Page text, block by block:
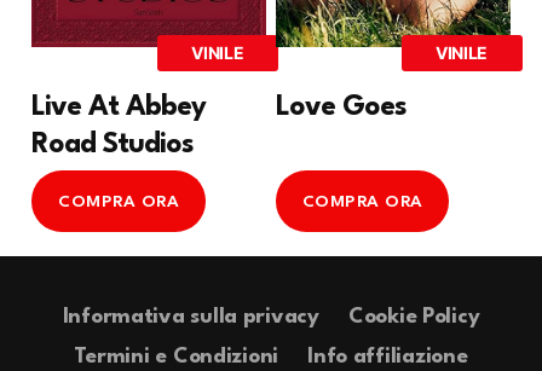
VINILE
Live At Abbey
Road Studios
COMPRA ORA
VINILE
Love Goes
COMPRA ORA
Informativa sulla privacy
Cookie Policy
Termini e Condizioni
Info affiliazione